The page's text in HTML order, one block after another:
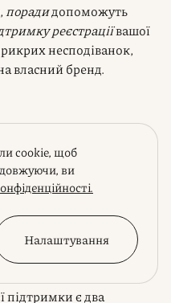
порадидопоможуть
реєстраціївашої
несподіванок,
власний бренд.
свідоцтва на
шляху до надійного
чинність свідоцтва
реєстрація
щитом, необхідна
є два
cookie, щоб
ви
Налаштування